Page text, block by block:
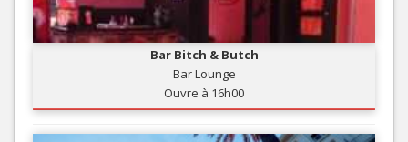
Bar Bitch & Butch
Bar Lounge
Ouvre à 16h00